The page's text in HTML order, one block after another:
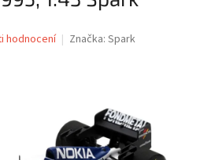
hodnocení Značka: Spark